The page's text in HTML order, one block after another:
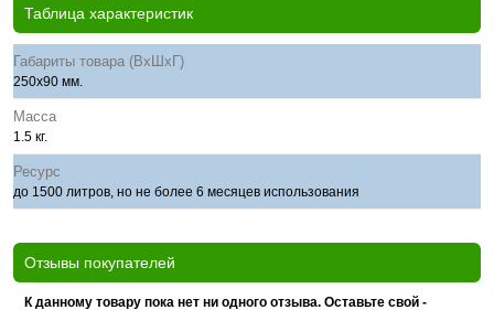
Таблица характеристик
Габариты товара (ВхШхГ)
250х90 мм.
Масса
1.5 кг.
Ресурс
до 1500 литров, но не более 6 месяцев использования
Отзывы покупателей
К данному товару пока нет ни одного отзыва. Оставьте свой -